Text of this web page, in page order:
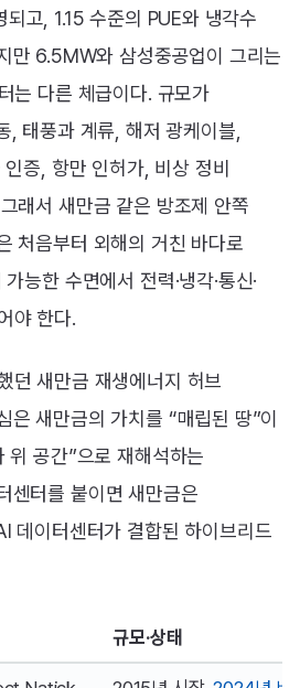
되고, 1.15 수준의 PUE와 냉각수
만 6.5MW와 삼성중공업이 그리는
는 다른 체급이다. 규모가
, 태풍과 계류, 해저 광케이블,
증, 항만 인허가, 비상 정비
래서 새만금 같은 방조제 안쪽
처음부터 외해의 거친 바다로
능한 수면에서 전력·냉각·통신·
야 한다.
던 새만금 재생에너지 허브
은 새만금의 가치를 “매립된 땅”이
위 공간”으로 재해석하는
센터를 붙이면 새만금은
데이터센터가 결합된 하이브리드
규모·상태